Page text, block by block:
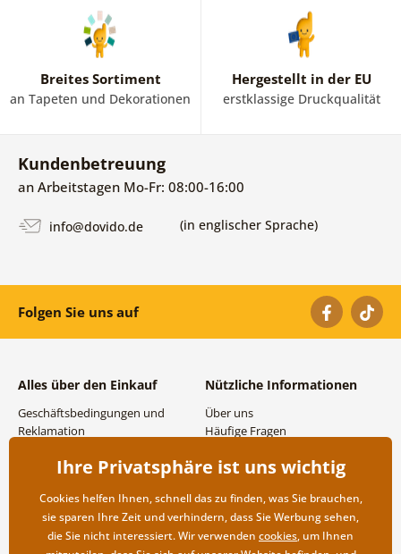
Breites Sortiment
an Tapeten und Dekorationen
Hergestellt in der EU
erstklassige Druckqualität
Kundenbetreuung
an Arbeitstagen Mo-Fr: 08:00-16:00
info@dovido.de (in englischer Sprache)
Folgen Sie uns auf
Alles über den Einkauf
Geschäftsbedingungen und
Reklamation
Versand- und
Rücksendung der Ware
Nützliche Informationen
Über uns
Häufige Fragen
Großhandel und
Ihre Privatsphäre ist uns wichtig
Cookies helfen Ihnen, schnell das zu finden, was Sie brauchen,
sie sparen Ihre Zeit und verhindern, dass Sie Werbung sehen,
die Sie nicht interessiert. Wir verwenden cookies, um Ihnen